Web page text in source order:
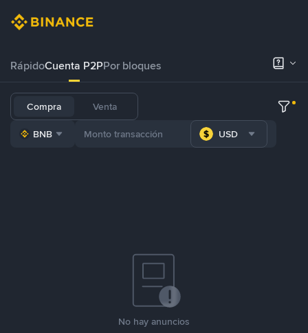
RápidoCuenta P2PPor bloques
Compra Venta
BNB USD
No hay anuncios